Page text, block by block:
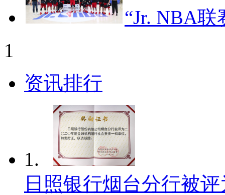
“Jr. NBA
1
资讯排行
1.
日照银行烟台分行被评